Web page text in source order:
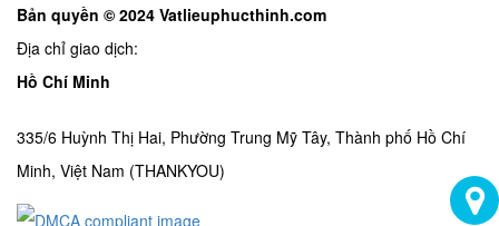
Bản quyền © 2024 Vatlieuphucthinh.com
Địa chỉ giao dịch:
Hồ Chí Minh
335/6 Huỳnh Thị Hai, Phường Trung Mỹ Tây, Thành phố Hồ Chí
Minh, Việt Nam (THANKYOU)